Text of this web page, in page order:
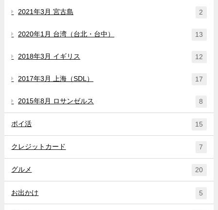
2021年3月 宮古島 2
2020年1月 台湾（台北・台中） 13
2018年3月 イギリス 12
2017年3月 上海（SDL） 17
2015年8月 ロサンゼルス 8
ポイ活 15
クレジットカード 7
グルメ 20
お出かけ 5